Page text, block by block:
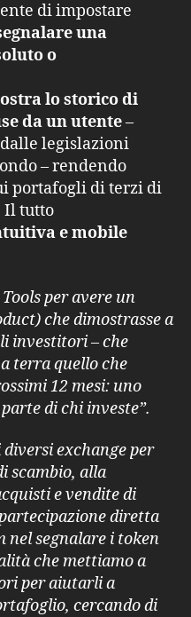
di impostare
una
o
lo storico di
da un utente–
legislazioni
– rendendo
portafogli di terzi di
Il tutto
e mobile
per avere un
che dimostrasse a
investitori – che
terra quello che
12 mesi: uno
di chi investe”.
exchange per
scambio, alla
e vendite di
diretta
nel segnalare i token
che mettiamo a
per aiutarli a
cercando di